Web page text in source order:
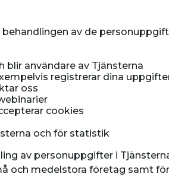
av de
användare av Tjänsterna
registrerar dina
oss
cookies
och för statistik
av personuppgifter i
och medelstora företag samt